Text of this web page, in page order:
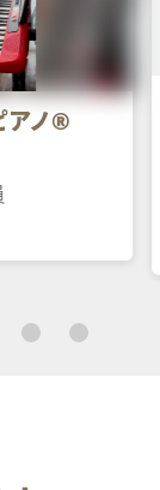
ミガホンア
ー